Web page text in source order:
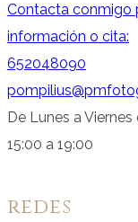
Contacta conmigo
información o cita:
652048090
De Lunes a
15:00 a 19:00
redes